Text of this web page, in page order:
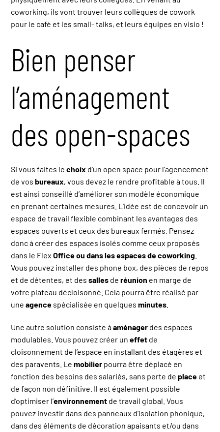
coworking, ils vont trouver leurs collègues de cowork
pour le café et les small- talks, et leurs équipes en visio !
Bien penser
l’aménagement
des open-spaces
Si vous faites lechoix d’un open space pour l’agencement
de vosbureaux, vous devez le rendre profitable à tous. Il
est ainsi conseillé d’améliorer son modèle économique
en prenant certaines mesures. L’idée est de concevoir un
espace de travail flexible combinant les avantages des
espaces ouverts et ceux des bureaux fermés. Pensez
donc à créer des espaces isolés comme ceux proposés
dans le FlexOffice ou dans les espaces de coworking
Vous pouvez installer des phone box, des pièces de repos
et de détentes, et dessalles deréunion en marge de
votre plateau décloisonné. Cela pourra être réalisé par
uneagence spécialisée en quelquesminutes
Une autre solution consiste àaménager des espaces
modulables. Vous pouvez créer uneffet de
cloisonnement de l’espace en installant des étagères et
des paravents. Lemobilier pourra être déplacé en
fonction des besoins des salariés, sans perte deplace et
de façon non définitive. Il est également possible
d’optimiser l’environnement de travail global. Vous
pouvez investir dans des panneaux d’isolation phonique,
dans des éléments de décoration apaisants et/ou dans